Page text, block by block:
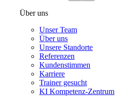
Über uns
Unser Team
Über uns
Unsere Standorte
Referenzen
Kundenstimmen
Karriere
Trainer gesucht
KI Kompetenz-Zentrum